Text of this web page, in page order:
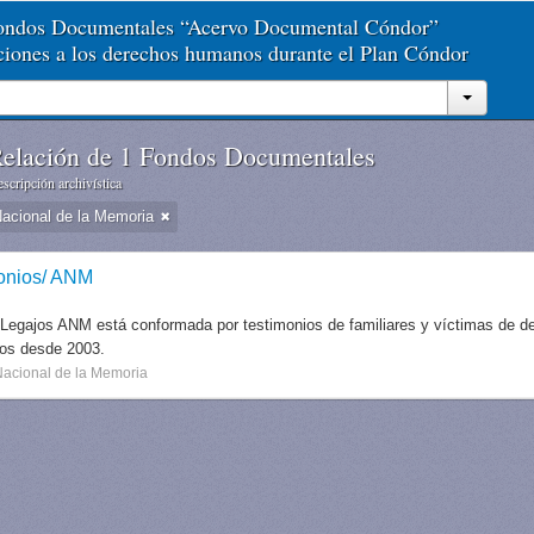
Documentales “Acervo Documental Cóndor”
a los derechos humanos durante el Plan Cóndor
de 1 Fondos Documentales
archivística
de la Memoria
ANM
ANM está conformada por testimonios de familiares y víctimas de
desde 2003.
de la Memoria